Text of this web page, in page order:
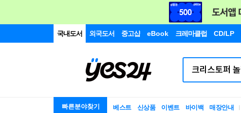
국내도서 외국도서 중고샵 eBook 크레마클럽 CD/LP
빠른분야찾기 베스트 신상품 이벤트 바이백 매장안내